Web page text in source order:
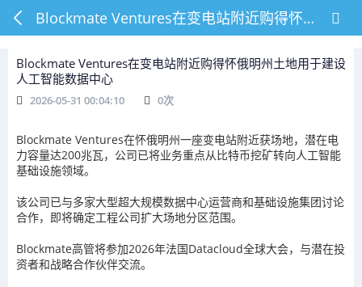
Blockmate Ventures在变电站附近购得怀俄明州土地用于建设人工智能数据中心
Blockmate Ventures在变电站附近购得怀俄明州土地用于建设
人工智能数据中心
2026-05-31 00:04:10 0次
Blockmate Ventures在怀俄明州一座变电站附近获场地，潜在电
力容量达200兆瓦，公司已将业务重点从比特币挖矿转向人工智能
基础设施领域。
该公司已与多家大型超大规模数据中心运营商和基础设施集团讨论
合作，即将确定工程公司扩大场地分区范围。
Blockmate高管将参加2026年法国Datacloud全球大会，与潜在投
资者和战略合作伙伴交流。